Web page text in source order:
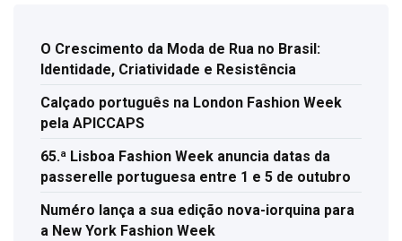
O Crescimento da Moda de Rua no Brasil:
Identidade, Criatividade e Resistência
Calçado português na London Fashion Week
pela APICCAPS
65.ª Lisboa Fashion Week anuncia datas da
passerelle portuguesa entre 1 e 5 de outubro
Numéro lança a sua edição nova-iorquina para
a New York Fashion Week